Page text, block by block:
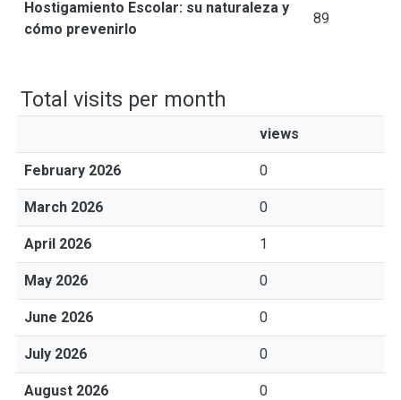
Hostigamiento Escolar: su naturaleza y
cómo prevenirlo
89
Total visits per month
views
February 2026 0
March 2026 0
April 2026 1
May 2026 0
June 2026 0
July 2026 0
August 2026 0